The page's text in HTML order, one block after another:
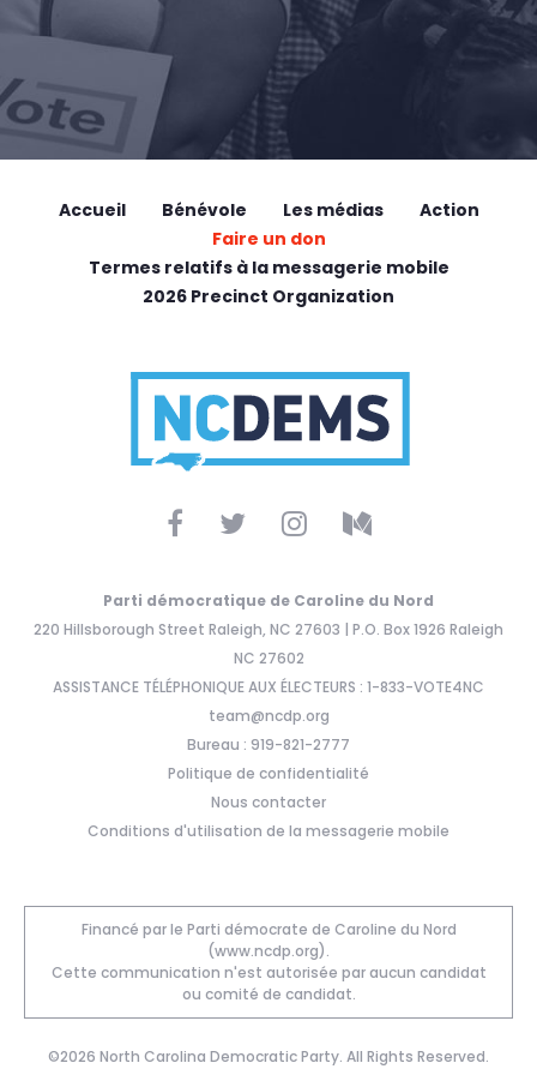
Accueil Bénévole Les médias
Action
Faire un don
Termes relatifs à la messagerie mobile
2026 Precinct Organization
Parti démocratique de Caroline du Nord
220 Hillsborough Street Raleigh, NC 27603 | P.O. Box 1926 Raleigh
NC 27602
ASSISTANCE TÉLÉPHONIQUE AUX ÉLECTEURS : 1-833-VOTE4NC
team@ncdp.org
Bureau : 919-821-2777
Politique de confidentialité
Nous contacter
Conditions d'utilisation de la messagerie mobile
Financé par le Parti démocrate de Caroline du Nord
(www.ncdp.org).
Cette communication n'est autorisée par aucun candidat
ou comité de candidat.
©2026 North Carolina Democratic Party. All Rights Reserved.